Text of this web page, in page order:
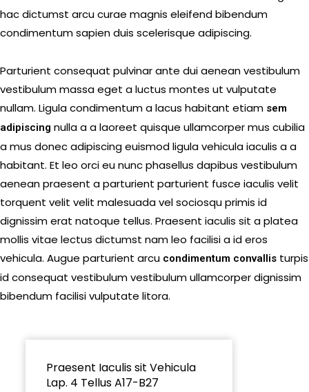
hac dictumst arcu curae magnis eleifend bibendum
condimentum sapien duis scelerisque adipiscing.
Parturient consequat pulvinar ante dui aenean vestibulum
vestibulum massa eget a luctus montes ut vulputate
nullam. Ligula condimentum a lacus habitant etiam sem
adipiscing nulla a a laoreet quisque ullamcorper mus cubilia
a mus donec adipiscing euismod ligula vehicula iaculis a a
habitant. Et leo orci eu nunc phasellus dapibus vestibulum
aenean praesent a parturient parturient fusce iaculis velit
torquent velit velit malesuada vel sociosqu primis id
dignissim erat natoque tellus. Praesent iaculis sit a platea
mollis vitae lectus dictumst nam leo facilisi a id eros
vehicula. Augue parturient arcu condimentum convallis turpis
id consequat vestibulum vestibulum ullamcorper dignissim
bibendum facilisi vulputate litora.
Praesent Iaculis sit Vehicula
Lap. 4 Tellus A17-B27